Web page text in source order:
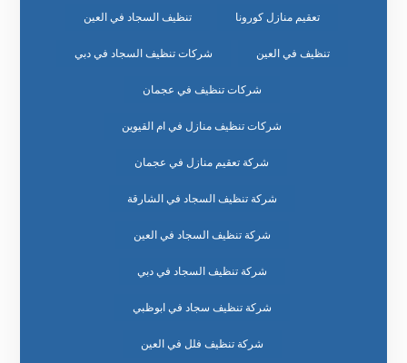
تعقيم منازل كورونا تنظيف السجاد في العين
تنظيف في العين شركات تنظيف السجاد في دبي
شركات تنظيف في عجمان
شركات تنظيف منازل في ام القيوين
شركة تعقيم منازل في عجمان
شركة تنظيف السجاد في الشارقة
شركة تنظيف السجاد في العين
شركة تنظيف السجاد في دبي
شركة تنظيف سجاد في ابوظبي
شركة تنظيف فلل في العين